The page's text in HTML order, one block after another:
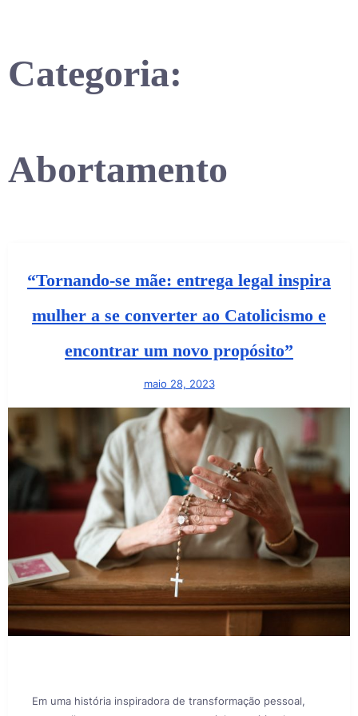
Categoria:
Abortamento
“Tornando-se mãe: entrega legal inspira
mulher a se converter ao Catolicismo e
encontrar um novo propósito”
maio 28, 2023
Em uma história inspiradora de transformação pessoal,